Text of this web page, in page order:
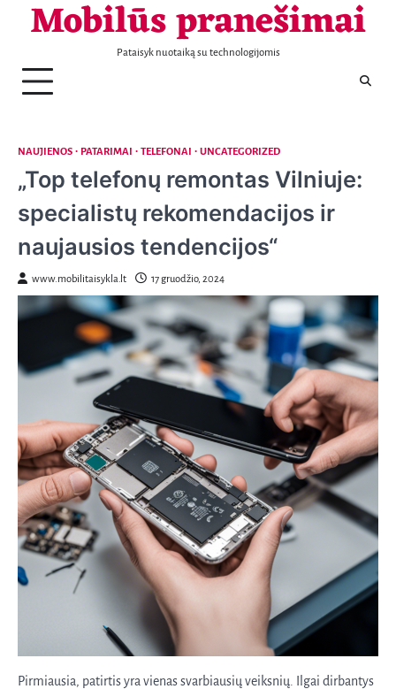
Mobilūs pranešimai
Pataisyk nuotaiką su technologijomis
turtas
NAUJIENOS PATARIMAI TELEFONAI UNCATEGORIZED
„Top telefonų remontas Vilniuje:
specialistų rekomendacijos ir
naujausios tendencijos“
www.mobilitaisykla.lt 17 gruodžio, 2024
Pirmiausia, patirtis yra vienas svarbiausių veiksnių. Ilgai dirbantys